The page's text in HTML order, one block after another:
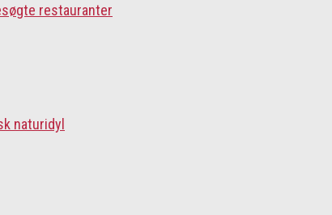
restauranter
naturidyl